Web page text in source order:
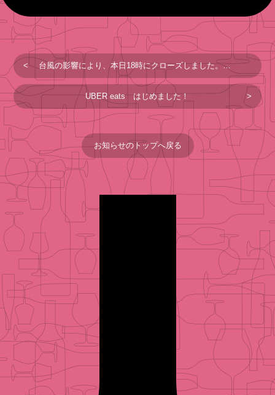
台風の影響により、本日18時にクローズしました。なお、10/1は、お休みします。
UBER eats はじめました！
お知らせのトップへ戻る